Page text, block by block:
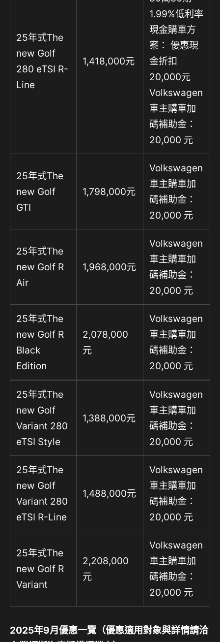
25年式The
new Golf
280 eTSI R-
Line
1,418,000元
1.99%低利率
現金購車方
案： 優惠現
金折扣
20,000元
Volkswagen
車主購車加
碼補助金：
20,000 元
25年式The
new Golf
GTI
1,798,000元
Volkswagen
車主購車加
碼補助金：
20,000 元
25年式The
new Golf R
Air
1,968,000元
Volkswagen
車主購車加
碼補助金：
20,000 元
25年式The
new Golf R
Black
Edition
2,078,000
元
Volkswagen
車主購車加
碼補助金：
20,000 元
25年式The
new Golf
Variant 280
eTSI Style
1,388,000元
Volkswagen
車主購車加
碼補助金：
20,000 元
25年式The
new Golf
Variant 280
eTSI R-Line
1,488,000元
Volkswagen
車主購車加
碼補助金：
20,000 元
25年式The
new Golf R
Variant
2,208,000
元
Volkswagen
車主購車加
碼補助金：
20,000 元
2025年9月優惠一覽（優惠適用對象與詳情請洽